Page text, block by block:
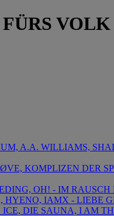
A.A. WILLIAMS,
KOMPLIZEN DER
OH! - IM RAUSCH
HYENO, IAMX - LIEBE
DIE SAUNA, I AM